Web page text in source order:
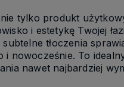
tylko produkt
i estetykę Twojej
tłoczenia
i nowocześnie. To
nawet najbardziej